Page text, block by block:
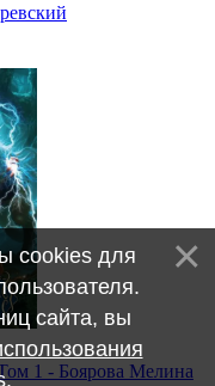
1 - Боярова Мелина
cookies для
сайта, вы
.